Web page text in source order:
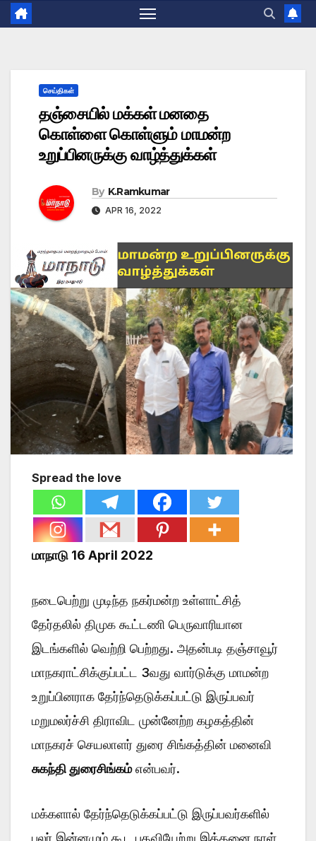
செய்திகள்
தஞ்சையில் மக்கள் மனதை
கொள்ளை கொள்ளும் மாமன்ற
உறுப்பினருக்கு வாழ்த்துக்கள்
By K.Ramkumar
APR 16, 2022
Spread the love
மாநாடு 16 April 2022
நடைபெற்று முடிந்த நகர்மன்ற உள்ளாட்சித்
தேர்தலில் திமுக கூட்டணி பெருவாரியான
இடங்களில் வெற்றி பெற்றது. அதன்படி தஞ்சாவூர்
மாநகராட்சிக்குப்பட்ட 3வது வார்டுக்கு மாமன்ற
உறுப்பினராக தேர்ந்தெடுக்கப்பட்டு இருப்பவர்
மறுமலர்ச்சி திராவிட முன்னேற்ற கழகத்தின்
மாநகரச் செயலாளர் துரை சிங்கத்தின் மனைவி
சுகந்தி துரைசிங்கம்என்பவர்.
மக்களால் தேர்ந்தெடுக்கப்பட்டு இருப்பவர்களில்
பலர் இன்னமும் கூட பதவியேற்று இத்தனை நாள்